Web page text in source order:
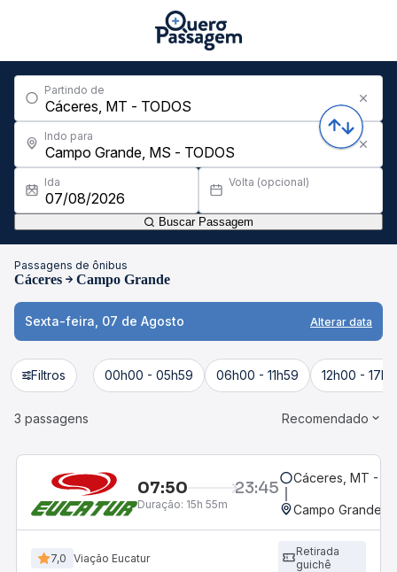
Partindo de
Indo para
Ida Volta (opcional)
Buscar Passagem
Passagens de ônibus
Cáceres Campo Grande
Sexta-feira, 07 de Agosto Alterar data
Filtros 00h00 - 05h59 06h00 - 11h59 12h00 -
3 passagens Recomendado
07:50 23:45
Duração: 15h 55m
Cáceres, MT -
Campo Grande,
7,0 Viação Eucatur
Retirada
guichê